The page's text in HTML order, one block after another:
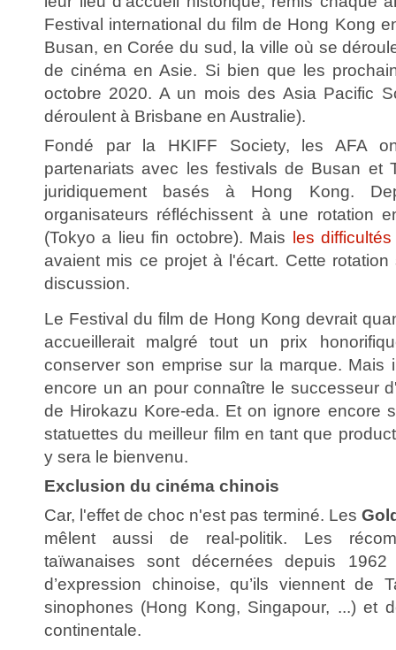
Festival international du film de Hong Kong
Busan, en Corée du sud, la ville où se
de cinéma en Asie. Si bien que les
octobre 2020. A un mois des Asia Pacific
déroulent à Brisbane en Australie).
Fondé par la HKIFF Society, les AFA
partenariats avec les festivals de Busan et
juridiquement basés à Hong Kong.
organisateurs réfléchissent à une rotation
(Tokyo a lieu fin octobre). Mais les
avaient mis ce projet à l'écart. Cette
discussion.
Le Festival du film de Hong Kong devrait
accueillerait malgré tout un prix
conserver son emprise sur la marque. Mais
encore un an pour connaître le successeur
de Hirokazu Kore-eda. Et on ignore encore
statuettes du meilleur film en tant que
y sera le bienvenu.
Exclusion du cinéma chinois
Car, l'effet de choc n'est pas terminé. Les
mêlent aussi de real-politik. Les
taïwanaises sont décernées depuis
d’expression chinoise, qu’ils viennent de
sinophones (Hong Kong, Singapour, ...) et
continentale.